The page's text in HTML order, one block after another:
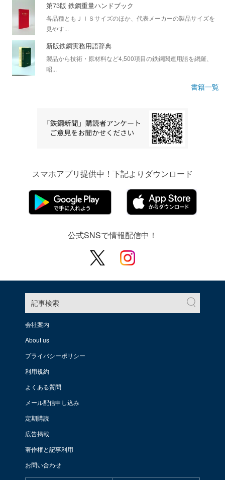
第73版 鉄鋼重量ハンドブック
各品種ともＪＩＳサイズのほか、代表メーカーの製品サイズを
見やす...
新版鉄鋼実務用語辞典
製品から技術・原材料など4,500項目の鉄鋼関連用語を網羅、
昭...
書籍一覧
スマホアプリ提供中！下記よりダウンロード
公式SNSで情報配信中！
記事検索
会社案内
About us
プライバシーポリシー
利用規約
よくある質問
メール配信申し込み
定期購読
広告掲載
著作権と記事利用
お問い合わせ